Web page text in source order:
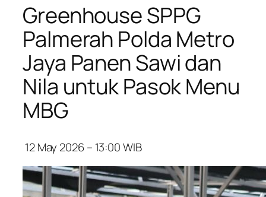
Greenhouse SPPG
Palmerah Polda Metro
Jaya Panen Sawi dan
Nila untuk Pasok Menu
MBG
12 May 2026 – 13:00WIB